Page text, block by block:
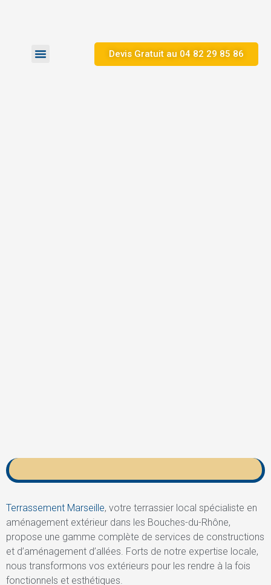
Devis Gratuit au 04 82 29 85 86
Terrassement Marseille, votre terrassier local spécialiste en
aménagement extérieur dans les Bouches-du-Rhône,
propose une gamme complète de services de constructions
et d’aménagement d’allées. Forts de notre expertise locale,
nous transformons vos extérieurs pour les rendre à la fois
fonctionnels et esthétiques.